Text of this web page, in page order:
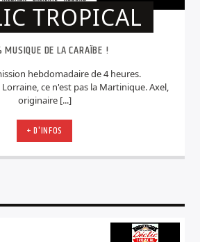
TROPICAL
DE LA CARAÏBE !
hebdomadaire de 4 heures.
Lorraine, ce n'est pas la Martinique. Axel,
originaire [...]
+ D'INFOS